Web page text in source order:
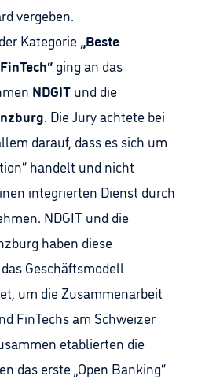
vergeben.
Kategorie „Beste
ging an das
NDGIT und die
. Die Jury achtete bei
darauf, dass es sich um
handelt und nicht
integrierten Dienst durch
NDGIT und die
haben diese
Geschäftsmodell
um die Zusammenarbeit
FinTechs am Schweizer
etablierten die
das erste „Open Banking“